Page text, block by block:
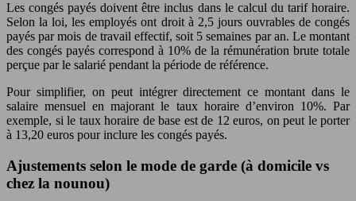
Les congés payés doivent être inclus dans le calcul du tarif horaire.
Selon la loi, les employés ont droit à 2,5 jours ouvrables de congés
payés par mois de travail effectif, soit 5 semaines par an. Le montant
des congés payés correspond à 10% de la rémunération brute totale
perçue par le salarié pendant la période de référence.
Pour simplifier, on peut intégrer directement ce montant dans le
salaire mensuel en majorant le taux horaire d’environ 10%. Par
exemple, si le taux horaire de base est de 12 euros, on peut le porter
à 13,20 euros pour inclure les congés payés.
Ajustements selon le mode de garde (à domicile vs
chez la nounou)